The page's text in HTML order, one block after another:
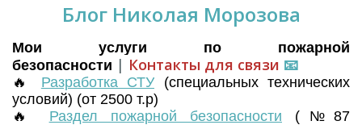
Блог Николая Морозова
Мои услуги по пожарной
безопасности | Контакты для связи 📧
🔥 Разработка СТУ (специальных технических
условий) (от 2500 т.р)
🔥 Раздел пожарной безопасности (№87